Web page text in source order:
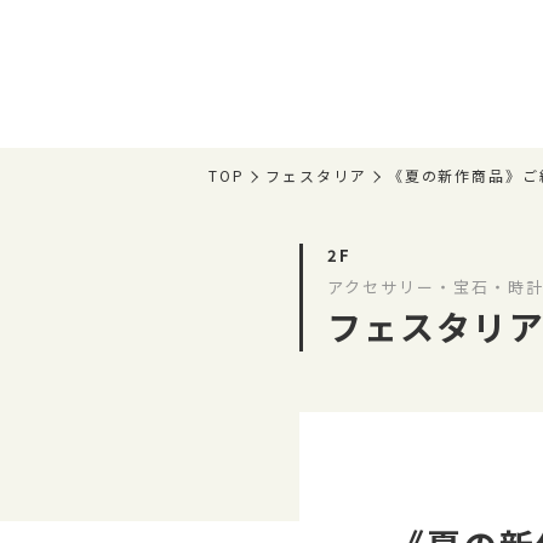
TOP フェスタリア 《夏の新作商品》
2F
アクセサリー・宝石・時
フェスタリ